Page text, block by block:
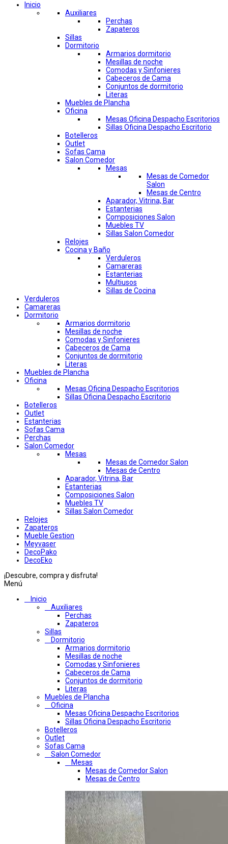
Inicio
Auxiliares
Perchas
Zapateros
Sillas
Dormitorio
Armarios dormitorio
Mesillas de noche
Comodas y Sinfonieres
Cabeceros de Cama
Conjuntos de dormitorio
Literas
Muebles de Plancha
Oficina
Mesas Oficina Despacho Escritorios
Sillas Oficina Despacho Escritorio
Botelleros
Outlet
Sofas Cama
Salon Comedor
Mesas
Mesas de Comedor
Salon
Mesas de Centro
Aparador, Vitrina, Bar
Estanterias
Composiciones Salon
Muebles TV
Sillas Salon Comedor
Relojes
Cocina y Baño
Verduleros
Camareras
Estanterias
Multiusos
Sillas de Cocina
Verduleros
Camareras
Dormitorio
Armarios dormitorio
Mesillas de noche
Comodas y Sinfonieres
Cabeceros de Cama
Conjuntos de dormitorio
Literas
Muebles de Plancha
Oficina
Mesas Oficina Despacho Escritorios
Sillas Oficina Despacho Escritorio
Botelleros
Outlet
Estanterias
Sofas Cama
Perchas
Salon Comedor
Mesas
Mesas de Comedor Salon
Mesas de Centro
Aparador, Vitrina, Bar
Estanterias
Composiciones Salon
Muebles TV
Sillas Salon Comedor
Relojes
Zapateros
Mueble Gestion
Meyvaser
DecoPako
DecoEko
¡Descubre, compra y disfruta!
Menú
Inicio
Auxiliares
Perchas
Zapateros
Sillas
Dormitorio
Armarios dormitorio
Mesillas de noche
Comodas y Sinfonieres
Cabeceros de Cama
Conjuntos de dormitorio
Literas
Muebles de Plancha
Oficina
Mesas Oficina Despacho Escritorios
Sillas Oficina Despacho Escritorio
Botelleros
Outlet
Sofas Cama
Salon Comedor
Mesas
Mesas de Comedor Salon
Mesas de Centro